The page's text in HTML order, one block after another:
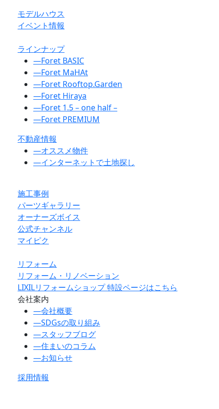
モデルハウス
イベント情報
ラインナップ
―Foret BASIC
―Foret MaHAt
―Foret Rooftop.Garden
―Foret Hiraya
―Foret 1.5 – one half –
―Foret PREMIUM
不動産情報
―オススメ物件
―インターネットで土地探し
施工事例
パーツギャラリー
オーナーズボイス
公式チャンネル
マイピク
リフォーム
リフォーム・リノベーション
LIXILリフォームショップ 特設ページはこちら
会社案内
―会社概要
―SDGsの取り組み
―スタッフブログ
―住まいのコラム
―お知らせ
採用情報